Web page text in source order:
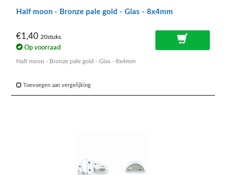
Half moon - Bronze pale gold - Glas - 8x4mm
€1,40 20stuks
Op voorraad
Half moon - Bronze pale gold - Glas - 8x4mm
Toevoegen aan vergelijking